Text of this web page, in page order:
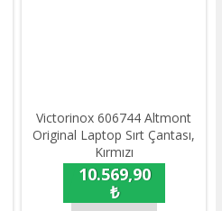
Victorinox 606744 Altmont
Original Laptop Sırt Çantası,
Kırmızı
10.569,90
₺